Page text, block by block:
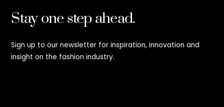
Stay one step ahead.
Sign up to our newsletter for inspiration, innovation and
insight on the fashion industry.